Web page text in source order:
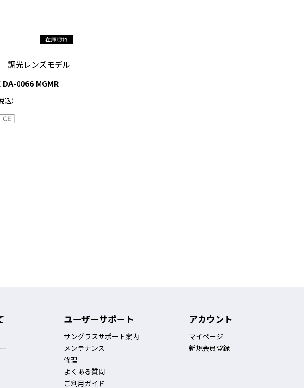
調光レンズモデル
0066 MGMR
）
ユーザーサポート
サングラスサポート案内
メンテナンス
修理
よくある質問
ご利用ガイド
アカウント
マイページ
新規会員登録